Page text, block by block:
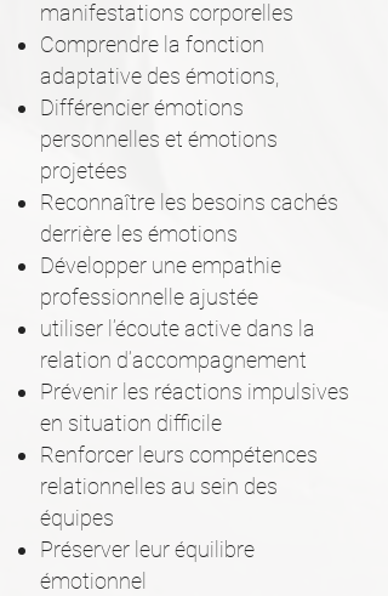
manifestations corporelles
Comprendre la fonction
adaptative des émotions,
Différencier émotions
personnelles et émotions
projetées
Reconnaître les besoins cachés
derrière les émotions
Développer une empathie
professionnelle ajustée
utiliser l’écoute active dans la
relation d’accompagnement
Prévenir les réactions impulsives
en situation difficile
Renforcer leurs compétences
relationnelles au sein des
équipes
Préserver leur équilibre
émotionnel